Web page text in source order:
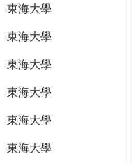
東海大學
東海大學
東海大學
東海大學
東海大學
東海大學